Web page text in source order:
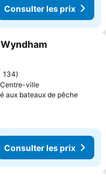
Consulter les prix
mes favoris
prix
134
Centre-ville
aux bateaux de pêche
Consulter les prix